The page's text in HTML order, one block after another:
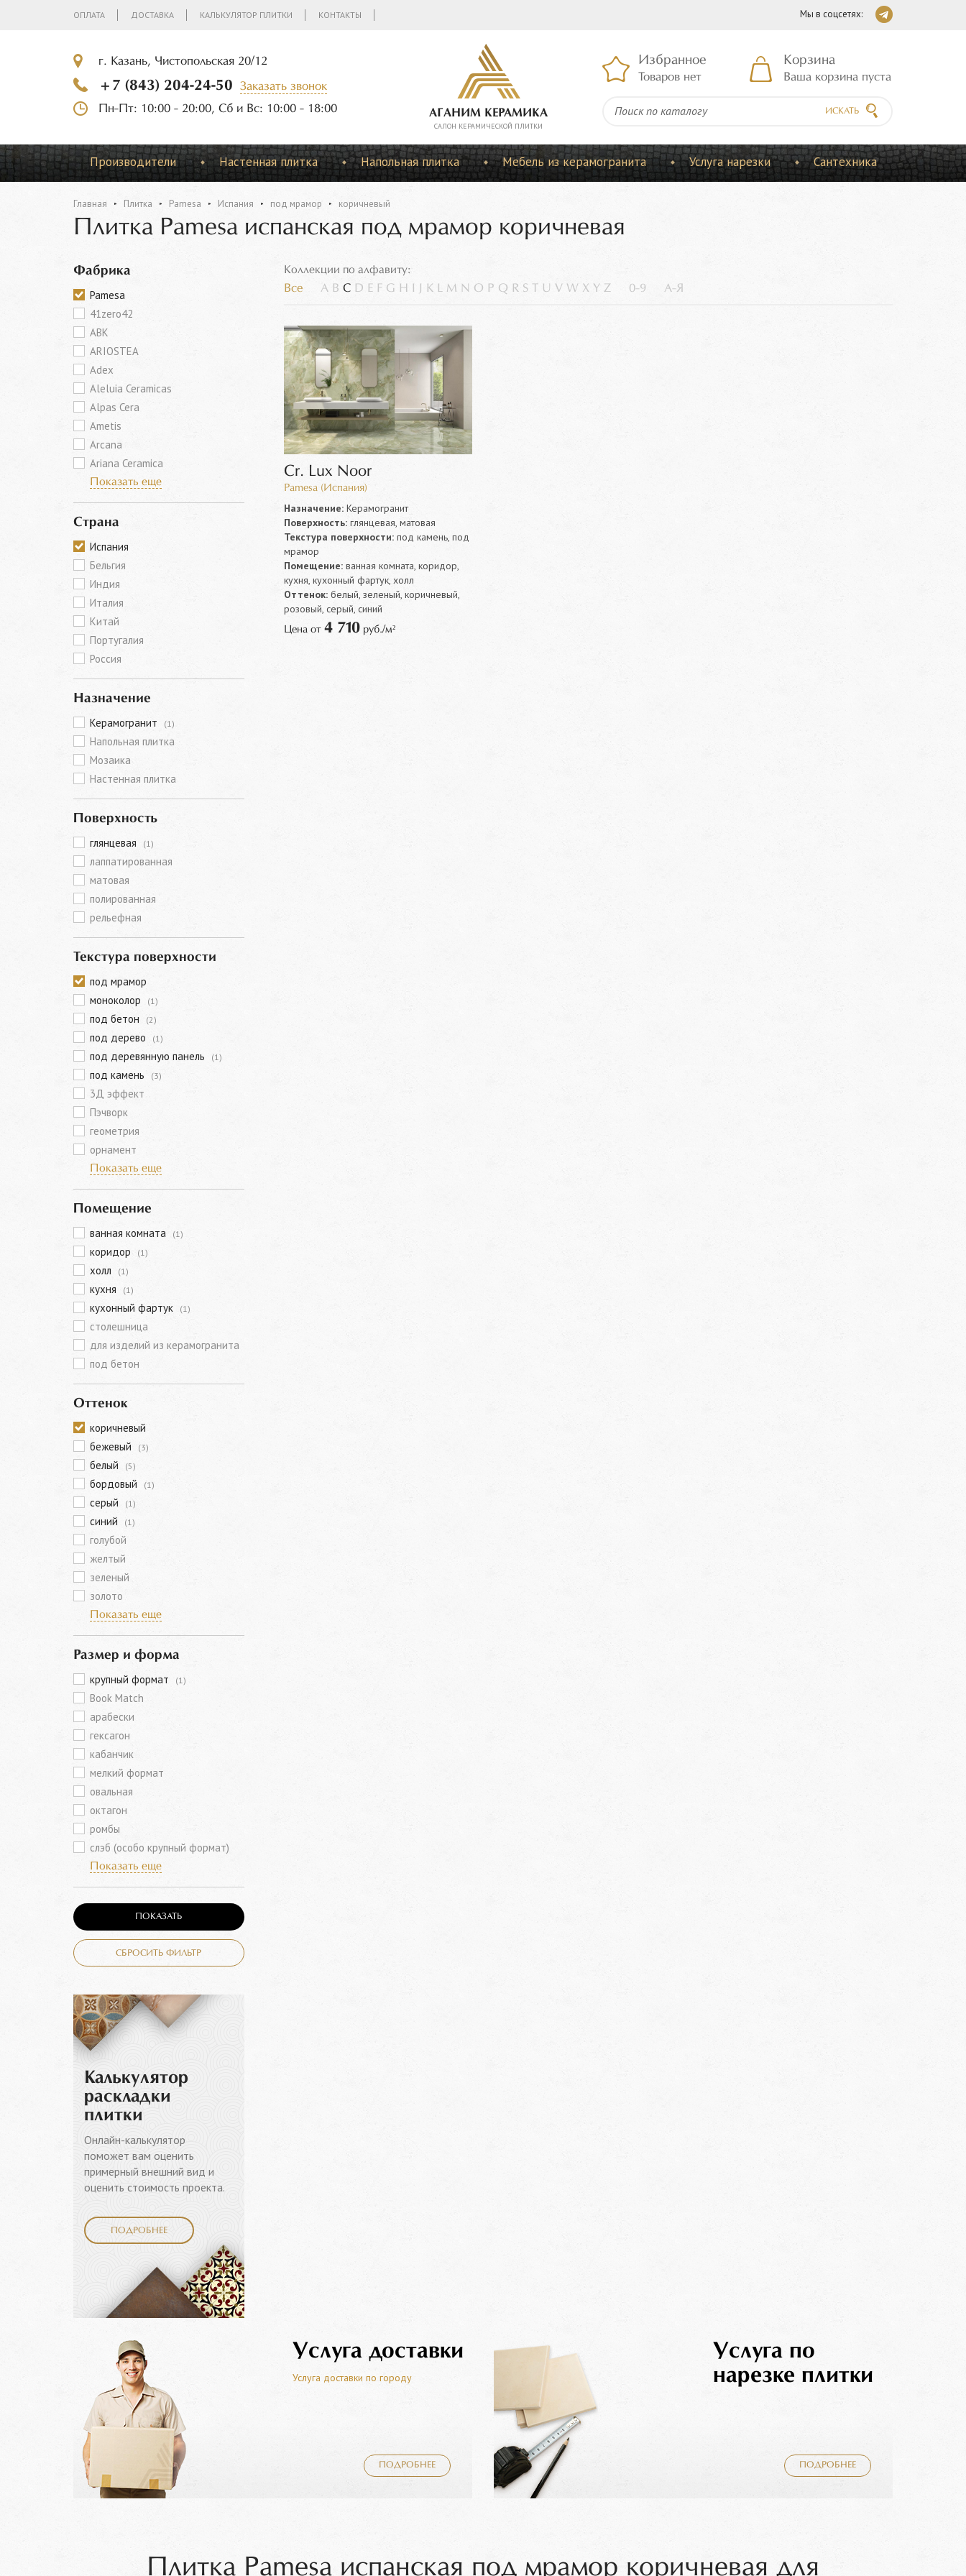
ОПЛАТА ДОСТАВКА КАЛЬКУЛЯТОР ПЛИТКИ КОНТАКТЫ Мы в соцсетях:
г. Казань, Чистопольская 20/12
+7 (843) 204-24-50
Заказать звонок
Пн-Пт: 10:00 - 20:00, Сб и Вс: 10:00 - 18:00
АГАНИМ КЕРАМИКА
CАЛОН КЕРАМИЧЕСКОЙ ПЛИТКИ
Избранное
Товаров нет
Корзина
Ваша корзина пуста
ИСКАТЬ
Производители Настенная плитка Напольная плитка Мебель из керамогранита Услуга нарезки Сантехника
Главная Плитка Pamesa Испания под мрамор коричневый
Плитка Pamesa испанская под мрамор коричневая
Фабрика
Pamesa
41zero42
ABK
ARIOSTEA
Adex
Aleluia Ceramicas
Alpas Cera
Ametis
Arcana
Ariana Ceramica
Показать еще
Страна
Испания
Бельгия
Индия
Италия
Китай
Португалия
Россия
Назначение
Керамогранит (1)
Напольная плитка
Мозаика
Настенная плитка
Поверхность
глянцевая (1)
лаппатированная
матовая
полированная
рельефная
Текстура поверхности
под мрамор
моноколор
(1)
под бетон (2)
под дерево (1)
под деревянную панель (1)
под камень (3)
3Д эффект
Пэчворк
геометрия
орнамент
Показать еще
Помещение
ванная комната (1)
коридор (1)
холл (1)
кухня (1)
кухонный фартук (1)
столешница
для изделий из керамогранита
под бетон
Оттенок
коричневый
бежевый
(3)
белый (5)
бордовый (1)
серый (1)
синий (1)
голубой
желтый
зеленый
золото
Показать еще
Размер и форма
крупный формат (1)
Book Match
арабески
гексагон
кабанчик
мелкий формат
овальная
октагон
ромбы
слэб (особо крупный формат)
Показать еще
ПОКАЗАТЬ
СБРОСИТЬ ФИЛЬТР
Калькулятор
раскладки
плитки
Онлайн-калькулятор
поможет вам оценить
примерный внешний вид и
оценить стоимость проекта.
ПОДРОБНЕЕ
Коллекции по алфавиту:
Все A B C D E F G H K L M N O P Q R S U V W X Y Z 0-9 А-Я
Cr. Lux Noor
Pamesa (Испания)
Назначение:Керамогранит
Поверхность:глянцевая, матовая
Текстура поверхности:под камень, под
мрамор
Помещение:ванная комната, коридор,
кухня, кухонный фартук, холл
Оттенок:белый, зеленый, коричневый,
розовый, серый, синий
Цена от 4 710руб./м²
Услуга доставки
Услуга доставки по городу
ПОДРОБНЕЕ
Услуга по
нарезке плитки
ПОДРОБНЕЕ
Плитка Pamesa испанская под мрамор коричневая для